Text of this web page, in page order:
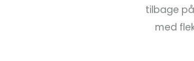
tilbage
med